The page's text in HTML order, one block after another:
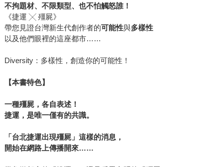
不拘題材、不限類型、也不怕觸怒誰！
《捷運 ╳ 殭屍》
帶您見證台灣新生代創作者的可能性與多樣性
以及他們眼裡的這座都市……
Diversity：多樣性，創造你的可能性！
【本書特色】
一種殭屍，各自表述！
捷運，是唯一僅有的共識。
「台北捷運出現殭屍」這樣的消息，
開始在網路上傳播開來……